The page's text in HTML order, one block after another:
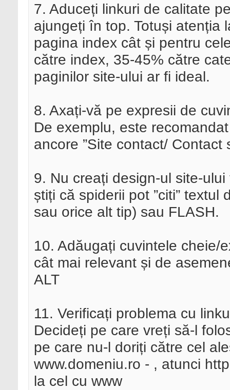
7. Aduceți linkuri de calitate
ajungeți în top. Totuși atenția
pagina index cât și pentru
către index, 35-45% către
paginilor site-ului ar fi ideal.
8. Axați-vă pe expresii de
De exemplu, este
ancore ”Site contact/ Contact
9. Nu creați design-ul site-
știți că spiderii pot ”citi”
sau orice alt tip) sau FLASH.
10. Adăugați cuvintele cheie/
cât mai relevant și de
ALT
11. Verificați problema cu
Decideți pe care vreți să-l
pe care nu-l doriți către cel
www.domeniu.ro - , atunci
la cel cu www